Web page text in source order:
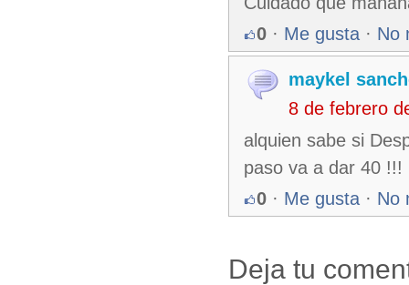
0 · Me gusta · No
maykel
8 de febrero
alquien sabe si
paso va a dar 40 !!!
0 · Me gusta · No
Deja tu